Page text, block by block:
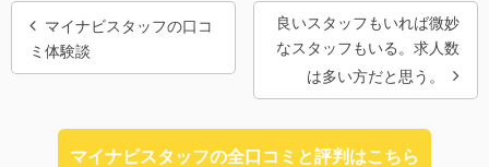
マイナビスタッフの口コ
ミ体験談
良いスタッフもいれば微妙
なスタッフもいる。求人数
は多い方だと思う。
マイナビスタッフの全口コミと評判はこちら